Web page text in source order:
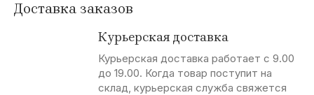
Доставка заказов
Курьерская доставка
Курьерская доставка работает с 9.00
до 19.00. Когда товар поступит на
склад, курьерская служба свяжется